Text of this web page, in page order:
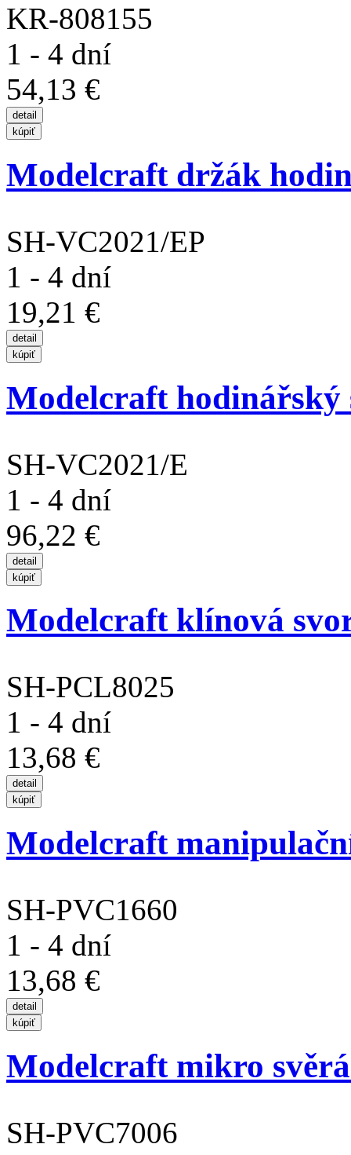
KR-808155
1 - 4 dní
54,13 €
Modelcraft držák
SH-VC2021/EP
1 - 4 dní
19,21 €
Modelcraft hodinářský
SH-VC2021/E
1 - 4 dní
96,22 €
Modelcraft klínová
SH-PCL8025
1 - 4 dní
13,68 €
Modelcraft
SH-PVC1660
1 - 4 dní
13,68 €
Modelcraft mikro
SH-PVC7006